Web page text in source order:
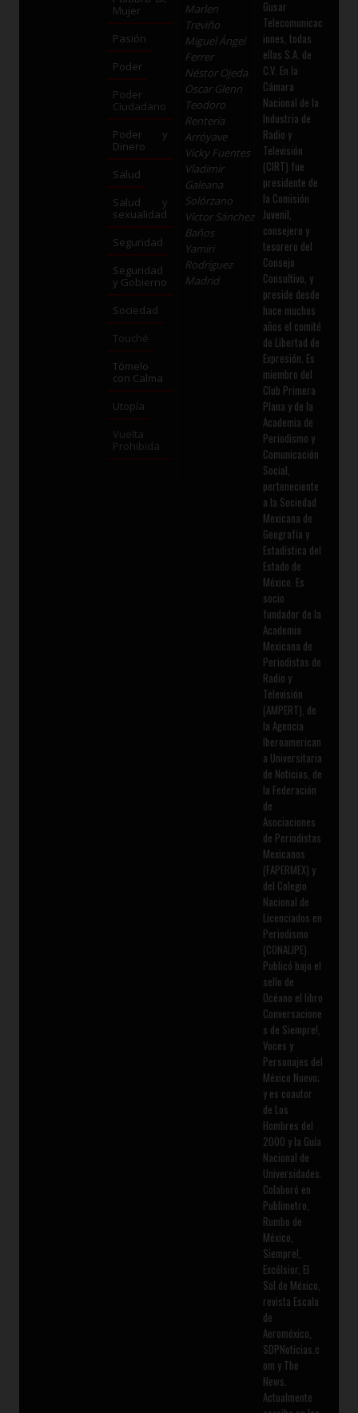
Mujer
Pasión
Poder
Poder
Ciudadano
Poder y
Dinero
Salud
Salud y
sexualidad
Seguridad
Seguridad
y Gobierno
Sociedad
Touché
Tómelo
con Calma
Utopía
Vuelta
Prohibida
Marlen
Treviño
Miguel Ángel
Ferrer
Néstor Ojeda
Oscar Glenn
Teodoro
Rentería
Arróyave
Vicky Fuentes
Vladimir
Galeana
Solórzano
Víctor Sánchez
Baños
Yamiri
Rodríguez
Madrid
Gusar
Telecomunicac
iones, todas
ellas S.A. de
C.V. En la
Cámara
Nacional de la
Industria de
Radio y
Televisión
(CIRT) fue
presidente de
la Comisión
Juvenil,
consejero y
tesorero del
Consejo
Consultivo, y
preside desde
hace muchos
años el comité
de Libertad de
Expresión. Es
miembro del
Club Primera
Plana y de la
Academia de
Periodismo y
Comunicación
Social,
perteneciente
a la Sociedad
Mexicana de
Geografía y
Estadística del
Estado de
México. Es
socio
fundador de la
Academia
Mexicana de
Periodistas de
Radio y
Televisión
(AMPERT), de
la Agencia
Iberoamerican
a Universitaria
de Noticias, de
la Federación
de
Asociaciones
de Periodistas
Mexicanos
(FAPERMEX) y
del Colegio
Nacional de
Licenciados en
Periodismo
(CONALIPE).
Publicó bajo el
sello de
Océano el libro
Conversacione
s de Siempre!,
Voces y
Personajes del
México Nuevo;
y es coautor
de Los
Hombres del
2000 y la Guía
Nacional de
Universidades.
Colaboró en
Publimetro,
Rumbo de
México,
Siempre!,
Excélsior, El
Sol de México,
revista Escala
de
Aeroméxico,
SDPNoticias.c
om y The
News.
Actualmente